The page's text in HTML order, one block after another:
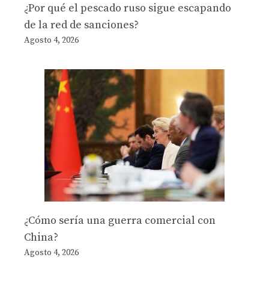
¿Por qué el pescado ruso sigue escapando
de la red de sanciones?
Agosto 4, 2026
¿Cómo sería una guerra comercial con
China?
Agosto 4, 2026